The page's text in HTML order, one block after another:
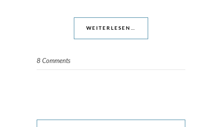
WEITERLESEN…
8 Comments